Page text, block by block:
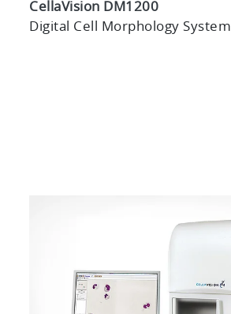
CellaVision DM1200
Digital Cell Morphology System